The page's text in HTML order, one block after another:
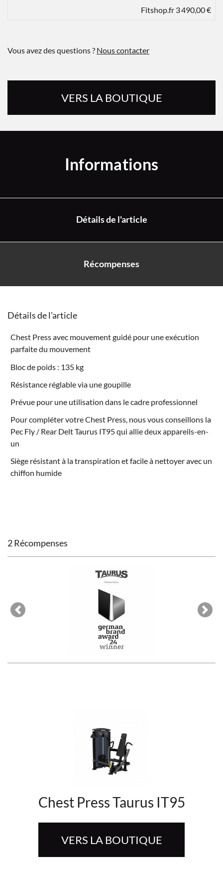
Fitshop.fr 3 490,00 €
Vous avez des questions ? Nous contacter
VERS LA BOUTIQUE
Informations
Détails de l'article
Récompenses
Détails de l'article
Chest Press avec mouvement guidé pour une exécution
parfaite du mouvement
Bloc de poids : 135 kg
Résistance réglable via une goupille
Prévue pour une utilisation dans le cadre professionnel
Pour compléter votre Chest Press, nous vous conseillons la
Pec Fly / Rear Delt Taurus IT95qui allie deux appareils-en-
un
Siège résistant à la transpiration et facile à nettoyer avec un
chiffon humide
2 Récompenses
Previous Next
Chest Press Taurus IT95
VERS LA BOUTIQUE